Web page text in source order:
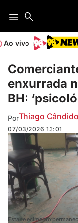
Ao vivo
enxurrada
BH:
PorThiago Cândido
07/03/2026 13:01
Estabelecimento